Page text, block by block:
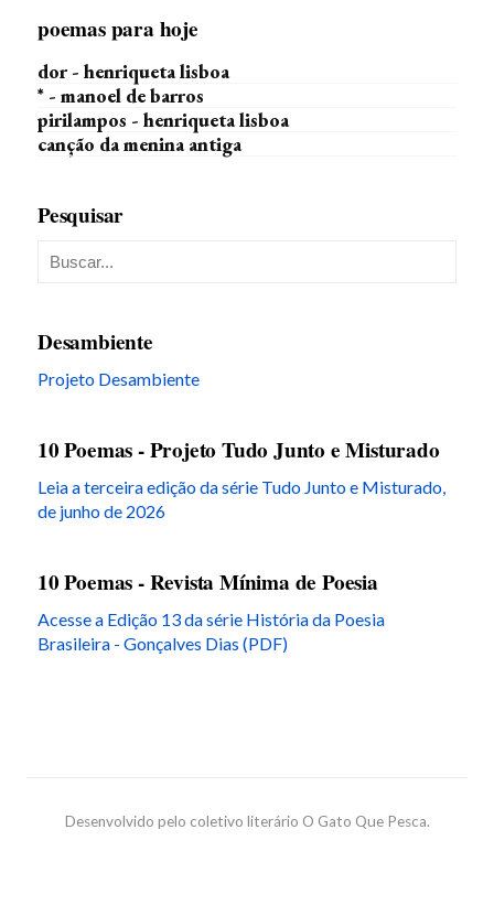
poemas para hoje
dor - henriqueta lisboa
* - manoel de barros
pirilampos - henriqueta lisboa
canção da menina antiga
Pesquisar
Desambiente
Projeto Desambiente
10 Poemas - Projeto Tudo Junto e Misturado
Leia a terceira edição da série Tudo Junto e Misturado,
de junho de 2026
10 Poemas - Revista Mínima de Poesia
Acesse a Edição 13 da série História da Poesia
Brasileira - Gonçalves Dias (PDF)
Desenvolvido pelo coletivo literário O Gato Que Pesca.